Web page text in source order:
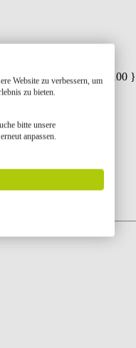
* 100) /
}}
Website zu verbessern, um
zu bieten.
bitte unsere
anpassen.